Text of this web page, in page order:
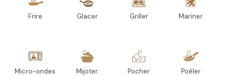
Frire Glacer Griller Mariner
Micro-ondes Mijoter Pocher Poêler